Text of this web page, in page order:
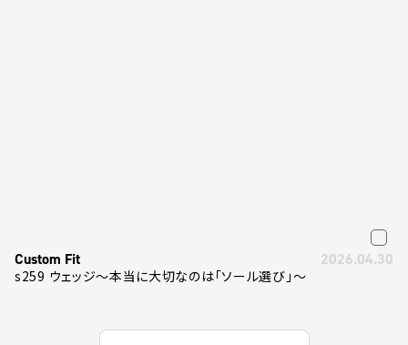
Custom Fit 2026.04.30
s259 ウェッジ～本当に大切なのは「ソール選び」～